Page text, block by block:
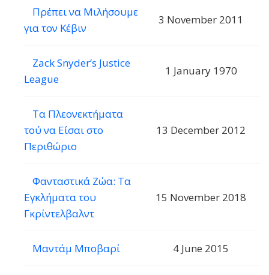
Πρέπει να Μιλήσουμε
για τον Κέβιν
3 November 2011
Zack Snyder’s Justice
League
1 January 1970
Τα Πλεονεκτήματα
τού να Είσαι στο
Περιθώριο
13 December 2012
Φανταστικά Ζώα: Τα
Εγκλήματα του
Γκρίντελβαλντ
15 November 2018
Μαντάμ Μποβαρί 4 June 2015